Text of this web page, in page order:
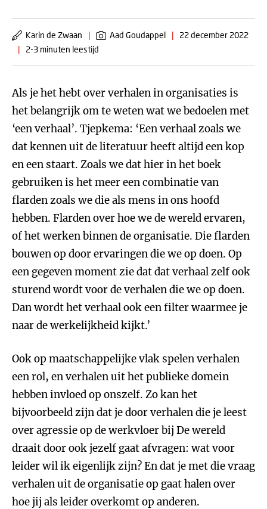
Karin de Zwaan | Aad Goudappel |
22 december 2022
|
2-3 minuten leestijd
Als je het hebt over verhalen in organisaties is
het belangrijk om te weten wat we bedoelen met
‘een verhaal’. Tjepkema: ‘Een verhaal zoals we
dat kennen uit de literatuur heeft altijd een kop
en een staart. Zoals we dat hier in het boek
gebruiken is het meer een combinatie van
flarden zoals we die als mens in ons hoofd
hebben. Flarden over hoe we de wereld ervaren,
of het werken binnen de organisatie. Die flarden
bouwen op door ervaringen die we op doen. Op
een gegeven moment zie dat dat verhaal zelf ook
sturend wordt voor de verhalen die we op doen.
Dan wordt het verhaal ook een filter waarmee je
naar de werkelijkheid kijkt.’
Ook op maatschappelijke vlak spelen verhalen
een rol, en verhalen uit het publieke domein
hebben invloed op onszelf. Zo kan het
bijvoorbeeld zijn dat je door verhalen die je leest
over agressie op de werkvloer bij De wereld
draait door ook jezelf gaat afvragen: wat voor
leider wil ik eigenlijk zijn? En dat je met die vraag
verhalen uit de organisatie op gaat halen over
hoe jij als leider overkomt op anderen.